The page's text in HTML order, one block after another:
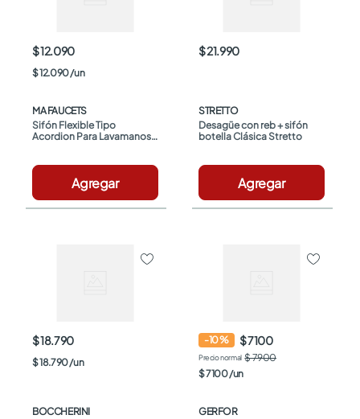
$ 12.090
$12.090/un
MA FAUCETS
Sifón Flexible Tipo
Acordion Para Lavamanos Y
Agregar
$ 21.990
STRETTO
Desagüe con reb + sifón
botella Clásica Stretto
Agregar
$ 18.790
$18.790/un
BOCCHERINI
-10% $ 7100
$ 7900
$7100/un
GERFOR